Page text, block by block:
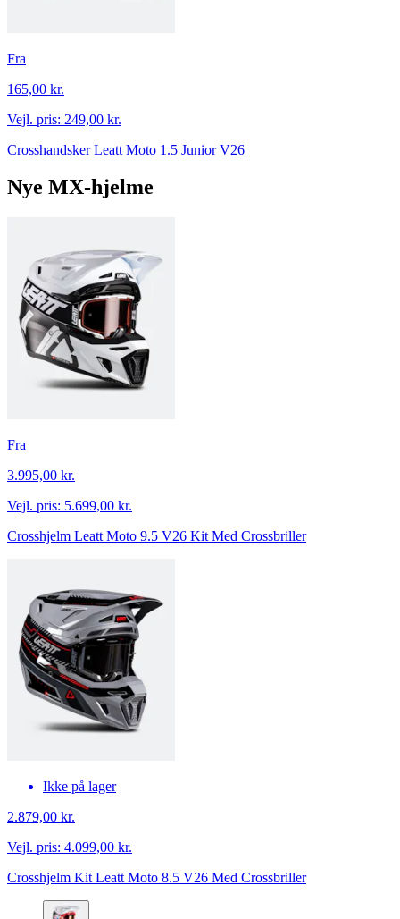
Fra
165,00 kr.
Vejl. pris: 249,00 kr.
Crosshandsker Leatt Moto 1.5 Junior V26
Nye MX-hjelme
Fra
3.995,00 kr.
Vejl. pris: 5.699,00 kr.
Crosshjelm Leatt Moto 9.5 V26 Kit Med Crossbriller
Ikke på lager
2.879,00 kr.
Vejl. pris: 4.099,00 kr.
Crosshjelm Kit Leatt Moto 8.5 V26 Med Crossbriller